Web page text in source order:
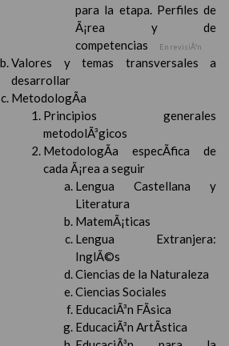
para la etapa. Perfiles de
Ã¡rea y de
competencias
En revisiÃ³n
Valores y temas transversales a
desarrollar
MetodologÃ­a
Principios generales
metodolÃ³gicos
MetodologÃ­a especÃ­fica de
cada Ã¡rea a seguir
Lengua Castellana y
Literatura
MatemÃ¡ticas
Lengua Extranjera:
InglÃ©s
Ciencias de la Naturaleza
Ciencias Sociales
EducaciÃ³n FÃ­sica
EducaciÃ³n ArtÃ­stica